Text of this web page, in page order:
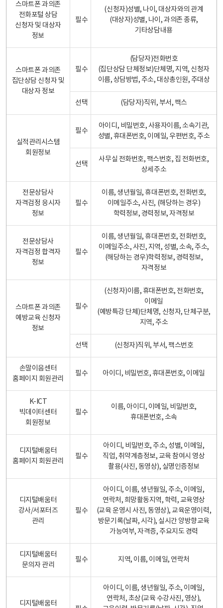
스마트폰 과의존
전화포털 상담
신청자 및 대상자
정보
필수
(신청자)성별, 나이, 대상자와의 관계
(대상자)성별, 나이, 과의존 종류,
기타상담내용
스마트폰 과의존
집단상담 신청자 및
대상자 정보
필수
(담당자)전화번호
(집단상담 단체정보)단체명, 지역, 신청자
이름, 상담방법, 주소, 대상총인원, 주대상
선택 (담당자)직위, 부서, 팩스
실적관리시스템
회원정보
필수
아이디, 비밀번호, 사용자이름, 소속기관,
성별, 휴대폰번호, 이메일, 우편번호, 주소
선택
사무실 전화번호, 팩스번호, 집 전화번호,
상세주소
전문상담사
자격검정 응시자
정보
필수
이름, 생년월일, 휴대폰번호, 전화번호,
이메일주소, 사진, (해당하는 경우)
학력정보, 경력정보, 자격정보
전문상담사
자격검정 합격자
정보
필수
이름, 생년월일, 휴대폰번호, 전화번호,
이메일주소, 사진, 지역, 성별, 소속, 주소,
(해당하는 경우)학력정보, 경력정보,
자격정보
스마트폰 과의존
예방교육 신청자
정보
필수
(신청자)이름, 휴대폰번호, 전화번호,
이메일
(예방특강 단체)단체명, 신청자, 단체구분,
지역, 주소
선택 (신청자)직위, 부서, 팩스번호
손말이음센터
홈페이지 회원관리
필수 아이디, 비밀번호, 휴대폰번호, 이메일
K-ICT
빅데이터센터
회원정보
필수
이름, 아이디, 이메일, 비밀번호,
휴대폰번호, 소속
디지털배움터
홈페이지 회원관리
필수
아이디, 비밀번호, 주소, 성별, 이메일,
직업, 취약계층정보, 교육 참여시 영상
촬용(사진, 동영상), 실명인증정보
디지털배움터
강사/서포터즈
관리
필수
아이디, 이름, 생년월일, 주소, 이메일,
연락처, 희망활동지역, 학력, 교육영상
(교육 운영시 사진, 동영상), 교육운영이력,
방문기록(날짜, 시각), 실시간 양방향교육
가능여부, 자격증, 주요지도 경력
디지털배움터
문의자 관리
필수 지역, 이름, 이메일, 연락처
디지털배움터
아이디, 이름, 생년월일, 주소, 이메일,
연락처, 초상(교육 수강사진, 영상),